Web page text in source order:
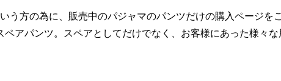
う方の為に、販売中のパジャマのパンツだけの購入ページを
アパンツ。スペアとしてだけでなく、お客様にあった様々な